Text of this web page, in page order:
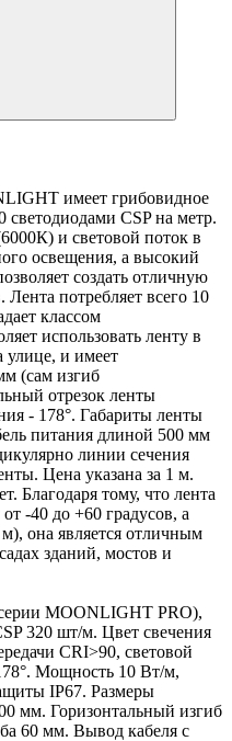
имеет грибовидное
CSP на метр.
и световой поток в
освещения, а высокий
создать отличную
потребляет всего 10
классом
использовать ленту в
и имеет
(сам изгиб
отрезок ленты
- 178°. Габариты ленты
питания длиной 500 мм
линии сечения
Цена указана за 1 м.
Благодаря тому, что лента
-40 до +60 градусов, а
она является отличным
зданий, мостов и
MOONLIGHT PRO),
320 шт/м. Цвет свечения
CRI>90, световой
Мощность 10 Вт/м,
IP67. Размеры
мм. Горизонтальный изгиб
60 мм. Вывод кабеля с